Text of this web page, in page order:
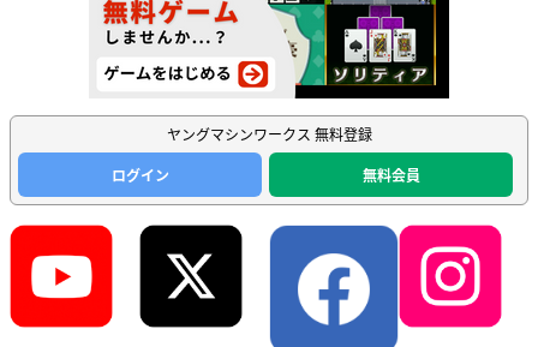
ヤングマシンワークス 無料登録
ログイン
無料会員